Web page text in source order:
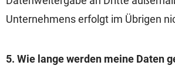
Unternehmens erfolgt im Übrigen
5. Wie lange werden meine Daten